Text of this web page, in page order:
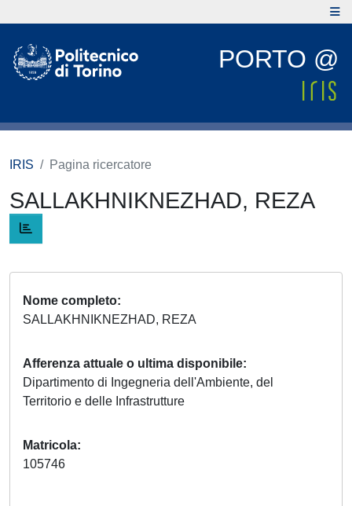
PORTO @
IRIS Pagina ricercatore
SALLAKHNIKNEZHAD, REZA
Nome completo
SALLAKHNIKNEZHAD, REZA
Afferenza attuale o ultima disponibile
Dipartimento di Ingegneria dell'Ambiente, del
Territorio e delle Infrastrutture
Matricola
105746